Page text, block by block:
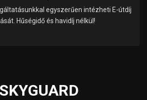
egyszerűen intézheti E-útdíj
Hűségidő és havidíj nélkül!
SKYGUARD